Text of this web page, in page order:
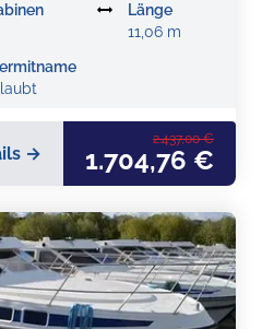
Länge
11,06 m
→
2.437,00 €
1.704,76 €